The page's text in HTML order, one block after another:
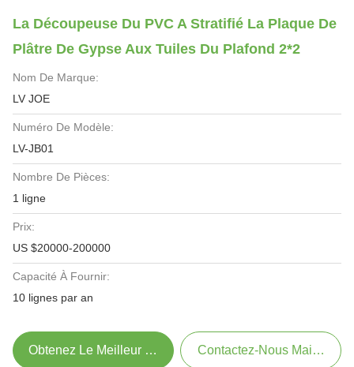
La Découpeuse Du PVC A Stratifié La Plaque De
Plâtre De Gypse Aux Tuiles Du Plafond 2*2
Nom De Marque:
LV JOE
Numéro De Modèle:
LV-JB01
Nombre De Pièces:
1 ligne
Prix:
US $20000-200000
Capacité À Fournir:
10 lignes par an
Obtenez Le Meilleur Prix Contactez-Nous Maintenant